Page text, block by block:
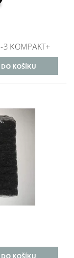
3 KOMPAKT+